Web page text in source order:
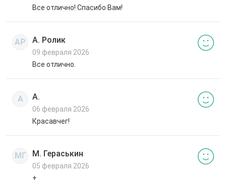
Все отлично! Спасибо Вам!
АР А. Ролик
09 февраля 2026
Все отлично.
А А.
06 февраля 2026
Красавчег!
МГ М. Гераськин
05 февраля 2026
+